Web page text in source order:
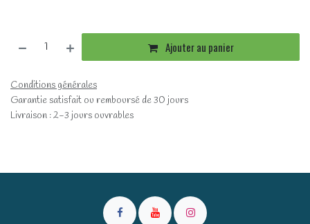
Ajouter au panier
Conditions générales
Garantie satisfait ou remboursé de 30 jours
Livraison : 2-3 jours ouvrables